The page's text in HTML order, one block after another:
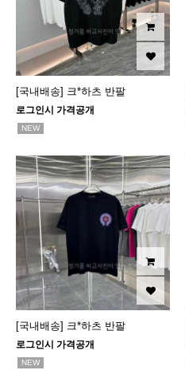
[국내배송] 크*하츠 반팔
로그인시 가격공개
NEW
[국내배송] 크*하츠 반팔
로그인시 가격공개
NEW